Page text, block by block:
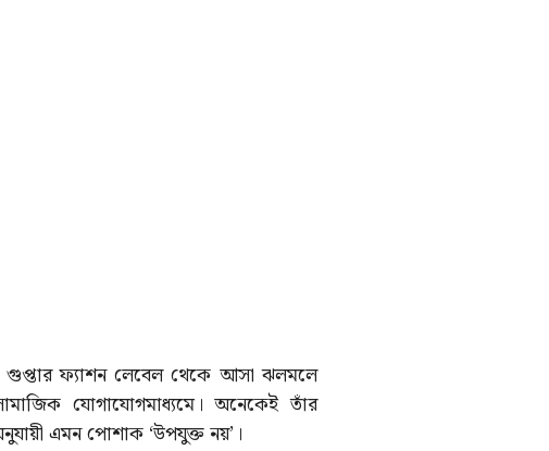
গুপ্তার ফ্যাশন লেবেল থেকে আসা ঝলমলে
যোগাযোগমাধ্যমে। অনেকেই তাঁর
এমন পোশাক ‘উপযুক্ত নয়’।